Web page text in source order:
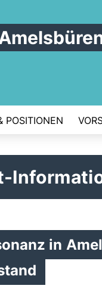
POSITIONEN
in